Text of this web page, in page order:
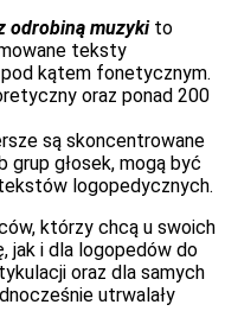
odrobiną muzykito
teksty
kątem fonetycznym.
oraz ponad 200
są skoncentrowane
grup głosek, mogą być
logopedycznych.
którzy chcą u swoich
jak i dla logopedów do
oraz dla samych
utrwalały